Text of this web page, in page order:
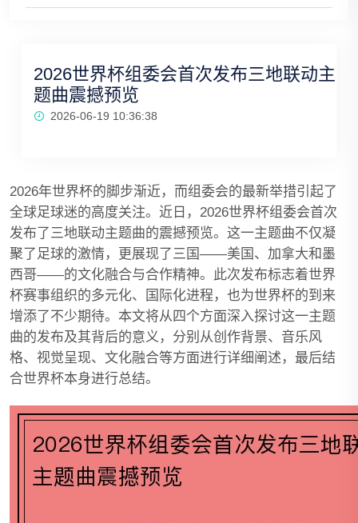
2026世界杯组委会首次发布三地联动主
题曲震撼预览
2026-06-19 10:36:38
2026年世界杯的脚步渐近，而组委会的最新举措引起了
全球足球迷的高度关注。近日，2026世界杯组委会首次
发布了三地联动主题曲的震撼预览。这一主题曲不仅凝
聚了足球的激情，更展现了三国——美国、加拿大和墨
西哥——的文化融合与合作精神。此次发布标志着世界
杯赛事组织的多元化、国际化进程，也为世界杯的到来
增添了不少期待。本文将从四个方面深入探讨这一主题
曲的发布及其背后的意义，分别从创作背景、音乐风
格、视觉呈现、文化融合等方面进行详细阐述，最后结
合世界杯本身进行总结。